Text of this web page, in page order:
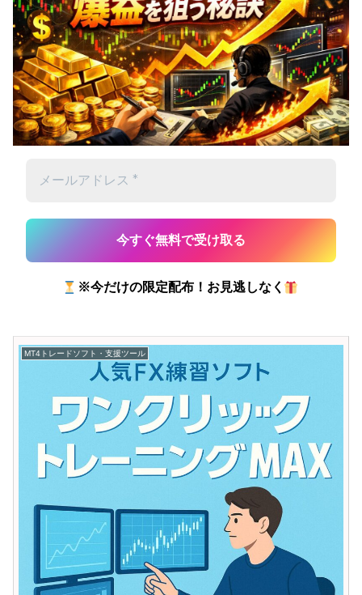
※今だけの限定配布！お見逃しなく
MT4トレードソフト・支援ツール